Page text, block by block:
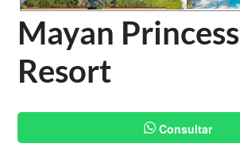
Mayan Princess
Resort
Consultar